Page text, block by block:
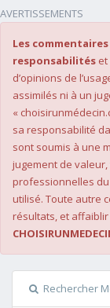
AVERTISSEMENTS
Les
responsabilités
d’opinions de
assimilés ni à un
«
sa responsabilité
sont soumis à une
jugement de
professionnelles
utilisé. Toute autre
résultats, et
Rechercher